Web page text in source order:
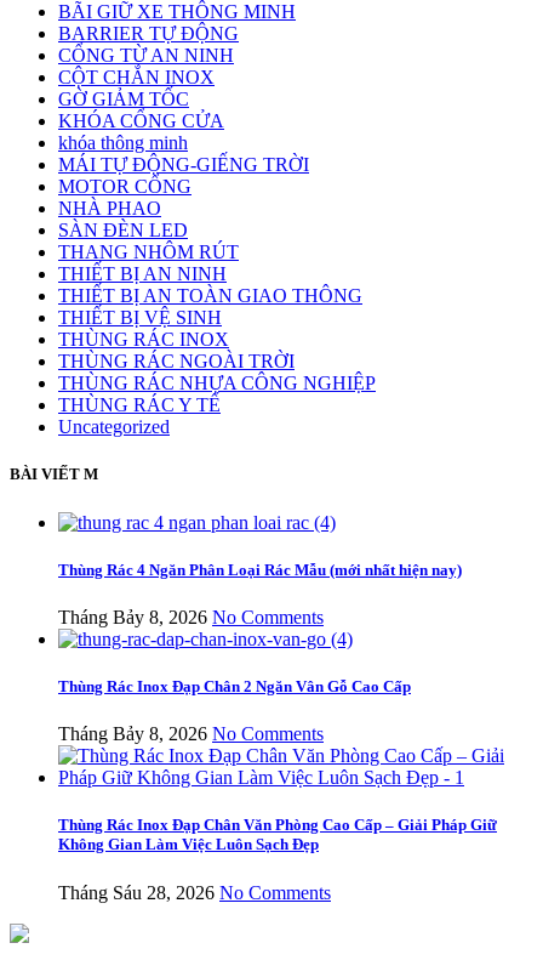
BÃI GIỮ XE THÔNG MINH
BARRIER TỰ ĐỘNG
CỔNG TỪ AN NINH
CỘT CHẮN INOX
GỜ GIẢM TỐC
KHÓA CỔNG CỬA
khóa thông minh
MÁI TỰ ĐỘNG-GIẾNG TRỜI
MOTOR CỔNG
NHÀ PHAO
SÀN ĐÈN LED
THANG NHÔM RÚT
THIẾT BỊ AN NINH
THIẾT BỊ AN TOÀN GIAO THÔNG
THIẾT BỊ VỆ SINH
THÙNG RÁC INOX
THÙNG RÁC NGOÀI TRỜI
THÙNG RÁC NHỰA CÔNG NGHIỆP
THÙNG RÁC Y TẾ
Uncategorized
BÀI VIẾT M
Thùng Rác 4 Ngăn Phân Loại Rác Mẫu (mới nhất hiện nay)
Tháng Bảy 8, 2026 No Comments
Thùng Rác Inox Đạp Chân 2 Ngăn Vân Gỗ Cao Cấp
Tháng Bảy 8, 2026 No Comments
Thùng Rác Inox Đạp Chân Văn Phòng Cao Cấp – Giải Pháp Giữ
Không Gian Làm Việc Luôn Sạch Đẹp
Tháng Sáu 28, 2026 No Comments